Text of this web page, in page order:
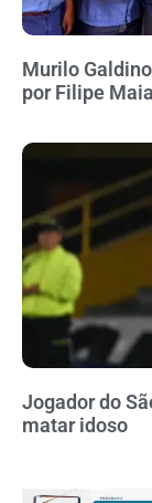
Murilo
por Filipe
Jogador do
matar idoso